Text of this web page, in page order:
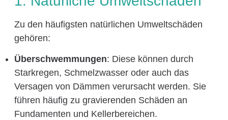
Zu den häufigsten natürlichen Umweltschäden
gehören:
Überschwemmungen: Diese können durch
Starkregen, Schmelzwasser oder auch das
Versagen von Dämmen verursacht werden. Sie
führen häufig zu gravierenden Schäden an
Fundamenten und Kellerbereichen.